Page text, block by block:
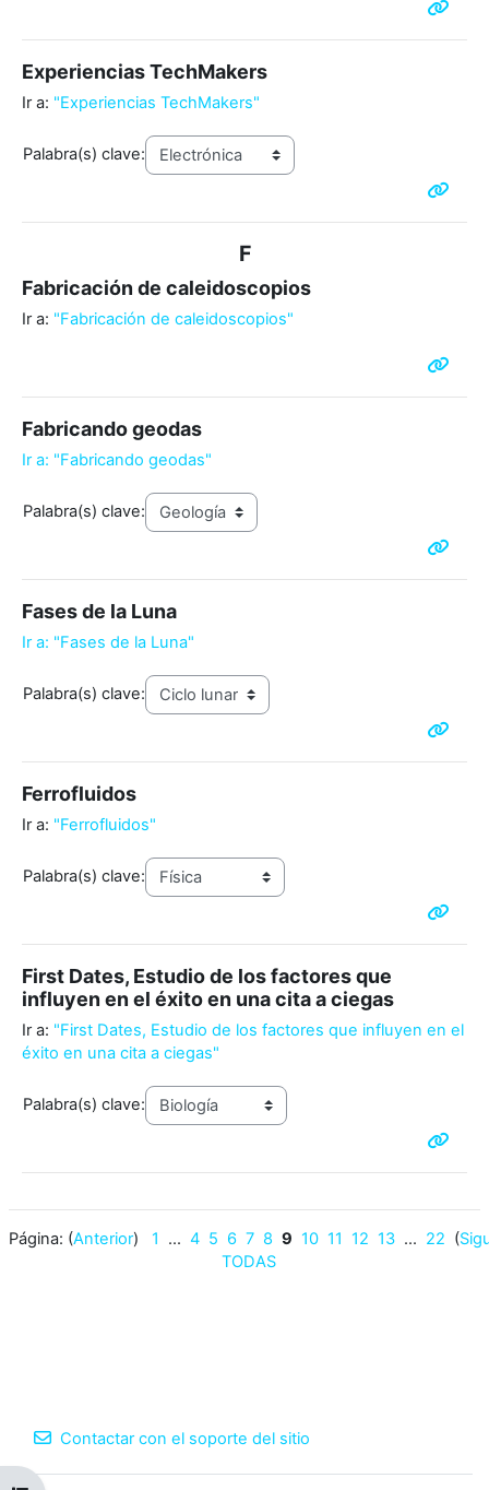
Experiencias TechMakers
Ir a: "Experiencias TechMakers"
Palabra(s) clave:
F
Fabricación de caleidoscopios
Ir a: "Fabricación de caleidoscopios"
Fabricando geodas
Ir a: "Fabricando geodas"
Palabra(s) clave:
Fases de la Luna
Ir a: "Fases de la Luna"
Palabra(s) clave:
Ferrofluidos
Ir a: "Ferrofluidos"
Palabra(s) clave:
First Dates, Estudio de los factores que
influyen en el éxito en una cita a ciegas
Ir a: "First Dates, Estudio de los factores que influyen en el
éxito en una cita a ciegas"
Palabra(s) clave:
Página: (Anterior) 1 ... 4 5 6 7 8 9 10 11 12 13 ... 22 (
TODAS
Contactar con el soporte del sitio